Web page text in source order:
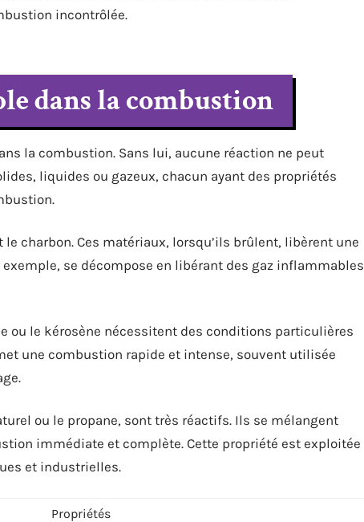
incontrôlée.
dans la combustion
la combustion. Sans lui, aucune réaction ne peut
liquides ou gazeux, chacun ayant des propriétés
charbon. Ces matériaux, lorsqu’ils brûlent, libèrent une
se décompose en libérant des gaz inflammables
ou le kérosène nécessitent des conditions particulières
une combustion rapide et intense, souvent utilisée
ou le propane, sont très réactifs. Ils se mélangent
immédiate et complète. Cette propriété est exploitée
et industrielles.
Propriétés